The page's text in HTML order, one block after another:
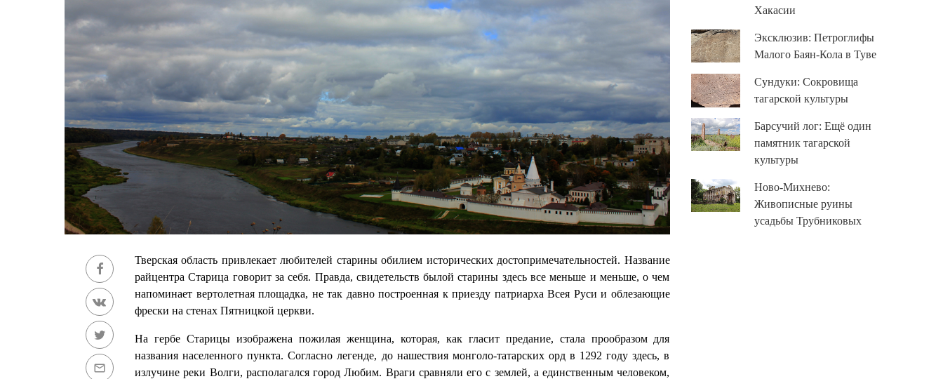
Тверская область привлекает любителей старины обилием исторических достопримечательностей. Название
райцентра Старица говорит за себя. Правда, свидетельств былой старины здесь все меньше и меньше, о чем
напоминает вертолетная площадка, не так давно построенная к приезду патриарха Всея Руси и облезающие
фрески на стенах Пятницкой церкви.
На гербе Старицы изображена пожилая женщина, которая, как гласит предание, стала прообразом для
названия населенного пункта. Согласно легенде, до нашествия монголо-татарских орд в 1292 году здесь, в
излучине реки Волги, располагался город Любим. Враги сравняли его с землей, а единственным человеком,
Хакасии
Эксклюзив: Петроглифы
Малого Баян-Кола в Туве
Сундуки: Сокровища
тагарской культуры
Барсучий лог: Ещё один
памятник тагарской
культуры
Ново-Михнево:
Живописные руины
усадьбы Трубниковых